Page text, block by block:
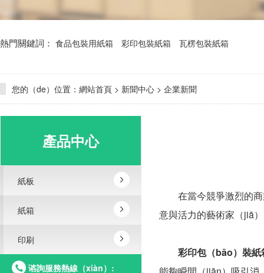
熱門關鍵詞： 食品包裝用紙箱 彩印包裝紙箱 瓦楞包裝紙箱
您的（de）位置： 網站首頁 > 新聞中心 > 企業新聞
產品中心
紙板
紙箱
印刷
谘詢服務熱線（xiàn）:
在當今競爭激烈的商
意與活力的藝術家（jiā
彩印包（bāo）裝